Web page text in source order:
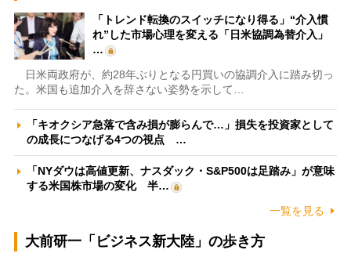
「トレンド転換のスイッチになり得る」“介入慣
れ”した市場心理を変える「日米協調為替介入」
…
日米両政府が、約28年ぶりとなる円買いの協調介入に踏み切っ
た。米国も追加介入を辞さない姿勢を示して…
「キオクシア急落で含み損が膨らんで…」損失を投資家として
の成長につなげる4つの視点 …
「NYダウは高値更新、ナスダック・S&P500は足踏み」が意味
する米国株市場の変化 半…
一覧を見る
大前研一「ビジネス新大陸」の歩き方